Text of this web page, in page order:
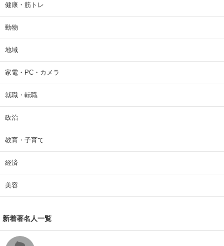
健康・筋トレ
動物
地域
家電・PC・カメラ
就職・転職
政治
教育・子育て
経済
美容
新着著名人一覧